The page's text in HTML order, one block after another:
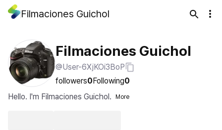
Filmaciones Guichol
Filmaciones Guichol
@User-6XjKOi3BoP
followers0Following0
Hello. I'm Filmaciones Guichol.
More